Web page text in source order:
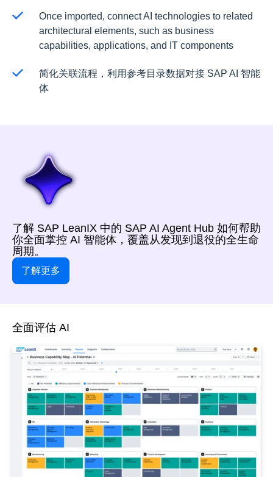
Once imported, connect AI technologies to related
architectural elements, such as business
capabilities, applications, and IT components
简化关联流程，利用参考目录数据对接 SAP AI 智能
体
了解 SAP LeanIX 中的 SAP AI Agent Hub 如何帮助
你全面掌控 AI 智能体，覆盖从发现到退役的全生命
周期。
了解更多
全面评估 AI